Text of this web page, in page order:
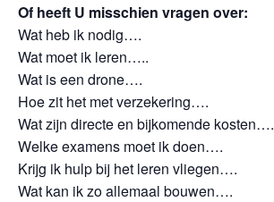
Of heeft U misschien vragen over:
Wat heb ik nodig….
Wat moet ik leren…..
Wat is een drone….
Hoe zit het met verzekering….
Wat zijn directe en bijkomende kosten….
Welke examens moet ik doen….
Krijg ik hulp bij het leren vliegen….
Wat kan ik zo allemaal bouwen….